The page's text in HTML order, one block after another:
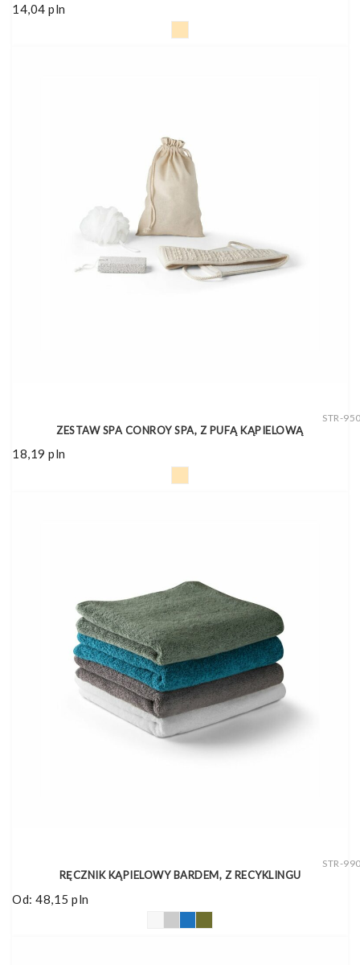
14,04 pln
STR-
ZESTAW SPA CONROY SPA, Z PUFĄ KĄPIELOWĄ
18,19 pln
STR-
RĘCZNIK KĄPIELOWY BARDEM, Z RECYKLINGU
Od: 48,15 pln